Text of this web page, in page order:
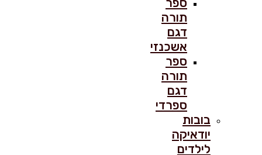
תורה
דגם
אשכנזי
ספר
תורה
דגם
ספרדי
בובות
יודאיקה
לילדים